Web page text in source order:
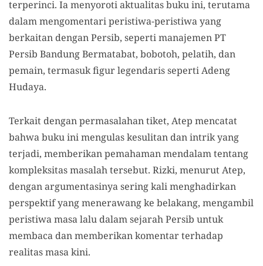
terperinci. Ia menyoroti aktualitas buku ini, terutama
dalam mengomentari peristiwa-peristiwa yang
berkaitan dengan Persib, seperti manajemen PT
Persib Bandung Bermatabat, bobotoh, pelatih, dan
pemain, termasuk figur legendaris seperti Adeng
Hudaya.
Terkait dengan permasalahan tiket, Atep mencatat
bahwa buku ini mengulas kesulitan dan intrik yang
terjadi, memberikan pemahaman mendalam tentang
kompleksitas masalah tersebut. Rizki, menurut Atep,
dengan argumentasinya sering kali menghadirkan
perspektif yang menerawang ke belakang, mengambil
peristiwa masa lalu dalam sejarah Persib untuk
membaca dan memberikan komentar terhadap
realitas masa kini.